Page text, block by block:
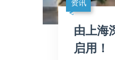
资讯
由上海
启用！